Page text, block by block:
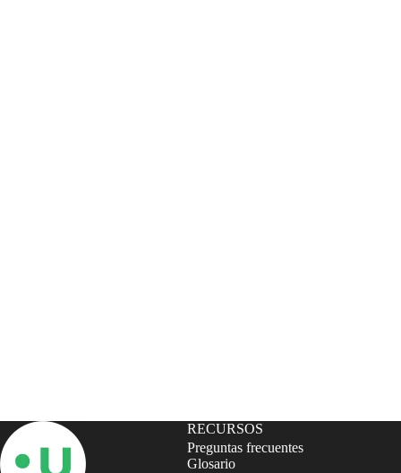
RECURSOS
Preguntas frecuentes
Glosario